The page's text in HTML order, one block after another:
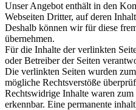
Unser Angebot enthält in den
Webseiten Dritter, auf deren
Deshalb können wir für diese
übernehmen.
Für die Inhalte der verlinkten
oder Betreiber der Seiten
Die verlinkten Seiten wurden
mögliche Rechtsverstöße
Rechtswidrige Inhalte waren
erkennbar. Eine permanente